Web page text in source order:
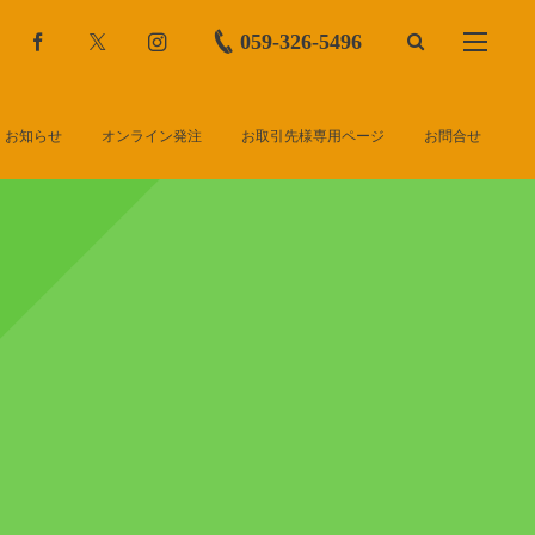
059-326-5496
お知らせ オンライン発注 お取引先様専用ページ お問合せ